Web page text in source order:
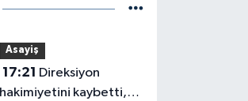
Asayiş
17:21
hakimiyetini kaybetti,